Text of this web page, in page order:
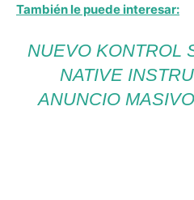
También le puede interesar:
NUEVO KONTROL
NATIVE
ANUNCIO